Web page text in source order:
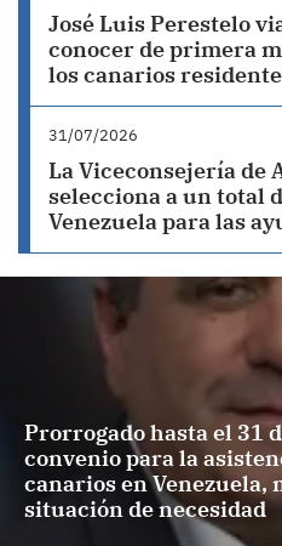
José Luis Perestelo
conocer de primera
los canarios
31/07/2026
La Viceconsejería de
selecciona a un total
Venezuela para las
Prorrogado hasta el 31
convenio para la
canarios en Venezuela,
situación de necesidad